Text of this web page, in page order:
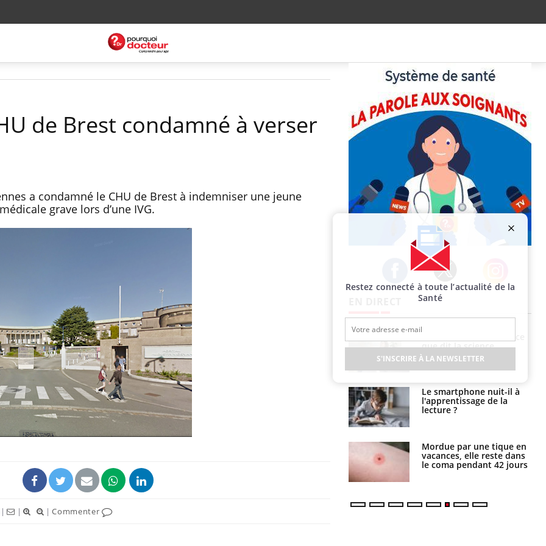
de Brest condamné à verser
a condamné le CHU de Brest à indemniser une jeune
grave lors d’une IVG.
| | |Commenter
Facebook Twitter Instagram
La sieste empêche-t-elle
de dormir la nuit ?
VIH : la fin du comprimé
tous les jours se profile-t-
elle enfin ?
que dit la science
Le smartphone nuit-il à
l'apprentissage de la
lecture ?
Mordue par une tique en
vacances, elle reste dans
le coma pendant 42 jours
Restez connecté à toute l’actualité de la
Santé
S'INSCRIRE À LA NEWSLETTER